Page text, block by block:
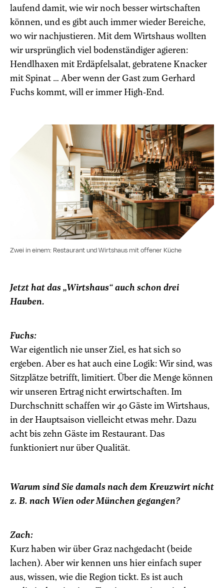
laufend damit, wie wir noch besser wirtschaften
können, und es gibt auch immer wieder Bereiche,
wo wir nachjustieren. Mit dem Wirtshaus wollten
wir ursprünglich viel bodenständiger agieren:
Hendlhaxen mit Erdäpfelsalat, gebratene Knacker
mit Spinat … Aber wenn der Gast zum Gerhard
Fuchs kommt, will er immer High-End.
Zwei in einem: Restaurant und Wirtshaus mit offener Küche
Jetzt hat das „Wirtshaus“ auch schon drei
Hauben.
Fuchs:
War eigentlich nie unser Ziel, es hat sich so
ergeben. Aber es hat auch eine Logik: Wir sind, was
Sitzplätze betrifft, limitiert. Über die Menge können
wir unseren Ertrag nicht erwirtschaften. Im
Durchschnitt schaffen wir 40 Gäste im Wirtshaus,
in der Hauptsaison vielleicht etwas mehr. Dazu
acht bis zehn Gäste im Restaurant. Das
funktioniert nur über Qualität.
Warum sind Sie damals nach dem Kreuzwirt nicht
z. B. nach Wien oder München gegangen?
Zach:
Kurz haben wir über Graz nachgedacht (beide
lachen). Aber wir kennen uns hier einfach super
aus, wissen, wie die Region tickt. Es ist auch